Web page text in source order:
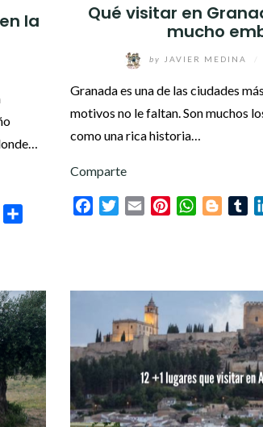
la
Print Compartir
Qué visitar en
mucho
by JAVIER MEDINA
Granada es una de las ciudades
motivos no le faltan. Son muchos
como una rica historia…
Comparte
FacebookTwitterEmail PinterestWhatsApp